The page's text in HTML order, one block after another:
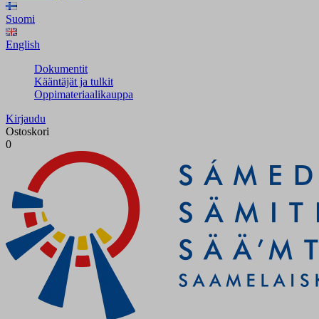
Suomi
English
Dokumentit
Kääntäjät ja tulkit
Oppimateriaalikauppa
Kirjaudu
Ostoskori
0